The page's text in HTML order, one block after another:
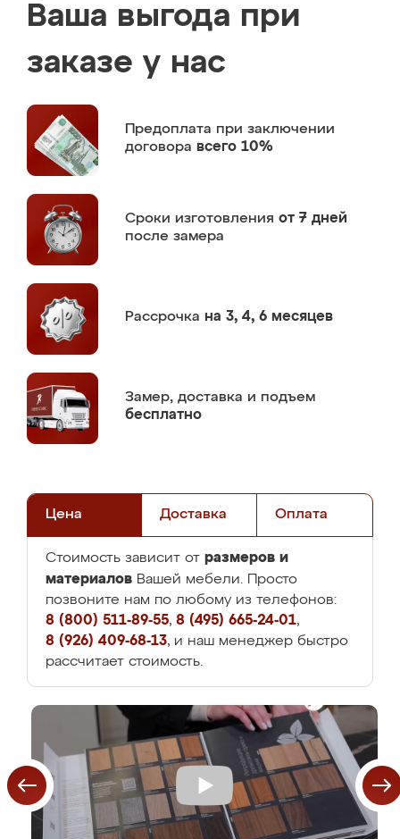
Ваша выгода при
заказе у нас
Предоплата при заключении
договора всего 10%
Сроки изготовления от 7 дней
после замера
Рассрочка на 3, 4, 6 месяцев
Замер, доставка и подъем
бесплатно
Цена Доставка Оплата
Стоимость зависит от размеров и
материалов Вашей мебели. Просто
позвоните нам по любому из телефонов:
8 (800) 511-89-55, 8 (495) 665-24-01,
8 (926) 409-68-13, и наш менеджер быстро
рассчитает стоимость.